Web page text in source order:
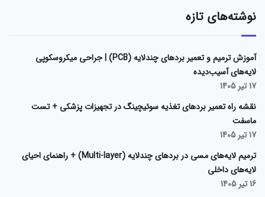
نوشته‌های تازه
آموزش ترمیم و تعمیر بردهای چندلایه (PCB) | جراحی میکروسکوپی
لایه‌های آسیب‌دیده
17 تیر 1405
نقشه راه تعمیر بردهای تغذیه سوئیچینگ در تجهیزات پزشکی + تست
ماسفت
17 تیر 1405
ترمیم لایه‌های مسی در بردهای چندلایه (Multi-layer) + راهنمای احیای
لایه‌های داخلی
16 تیر 1405